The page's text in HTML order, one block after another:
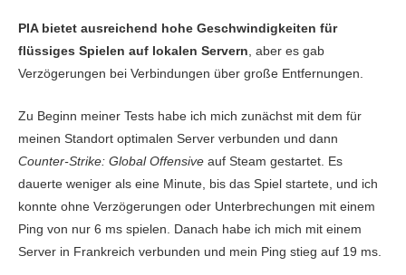
PIA bietet ausreichend hohe Geschwindigkeiten für
flüssiges Spielen auf lokalen Servern, aber es gab
Verzögerungen bei Verbindungen über große Entfernungen.
Zu Beginn meiner Tests habe ich mich zunächst mit dem für
meinen Standort optimalen Server verbunden und dann
Counter-Strike: Global Offensive auf Steam gestartet. Es
dauerte weniger als eine Minute, bis das Spiel startete, und ich
konnte ohne Verzögerungen oder Unterbrechungen mit einem
Ping von nur 6 ms spielen. Danach habe ich mich mit einem
Server in Frankreich verbunden und mein Ping stieg auf 19 ms.